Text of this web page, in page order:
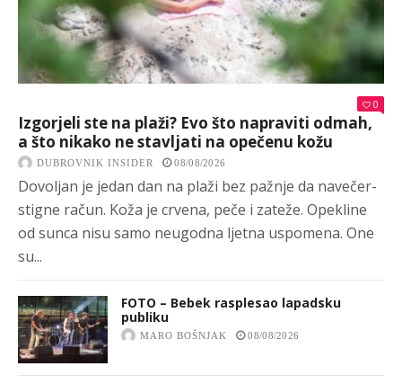
0
Izgorjeli ste na plaži? Evo što napraviti odmah,
a što nikako ne stavljati na opečenu kožu
DUBROVNIK INSIDER 08/08/2026
Dovoljan je jedan dan na plaži bez pažnje da navečer-
stigne račun. Koža je crvena, peče i zateže. Opekline
od sunca nisu samo neugodna ljetna uspomena. One
su...
FOTO – Bebek rasplesao lapadsku
publiku
MARO BOŠNJAK 08/08/2026